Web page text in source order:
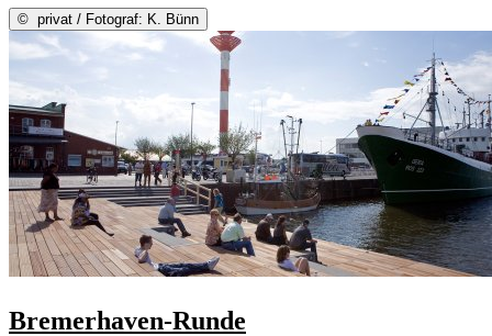
© privat / Fotograf: K. Bünn
Bremerhaven-Runde